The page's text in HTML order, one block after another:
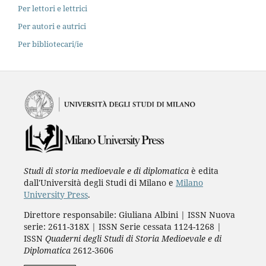
Per lettori e lettrici
Per autori e autrici
Per bibliotecari/ie
Studi di storia medioevale e di diplomaticaè edita
dall'Università degli Studi di Milano e Milano
University Press.
Direttore responsabile: Giuliana Albini | ISSN Nuova
serie: 2611-318X | ISSN Serie cessata 1124-1268 |
ISSN Quaderni degli Studi di Storia Medioevale e di
Diplomatica2612-3606